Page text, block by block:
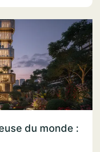
du monde :